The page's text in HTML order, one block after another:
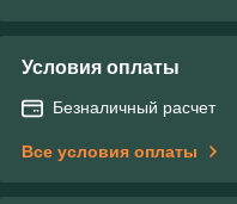
Условия оплаты
Безналичный расчет
Все условия оплаты